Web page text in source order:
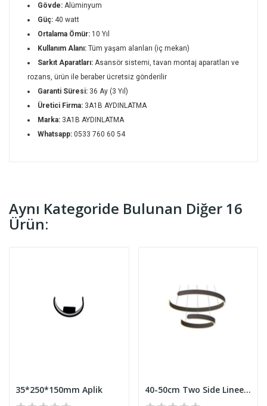
Gövde: Alüminyum
Güç: 40 watt
Ortalama Ömür: 10 Yıl
Kullanım Alanı: Tüm yaşam alanları (iç mekan)
Sarkıt Aparatları: Asansör sistemi, tavan montaj aparatları ve
rozans, ürün ile beraber ücretsiz gönderilir
Garanti Süresi: 36 Ay (3 Yıl)
Üretici Firma: 3A1B AYDINLATMA
Marka: 3A1B AYDINLATMA
Whatsapp: 0533 760 60 54
Aynı Kategoride Bulunan Diğer 16
Ürün:
35*250*150mm Aplik 40-50cm Two Side Lineer Armatür (10X40MM)